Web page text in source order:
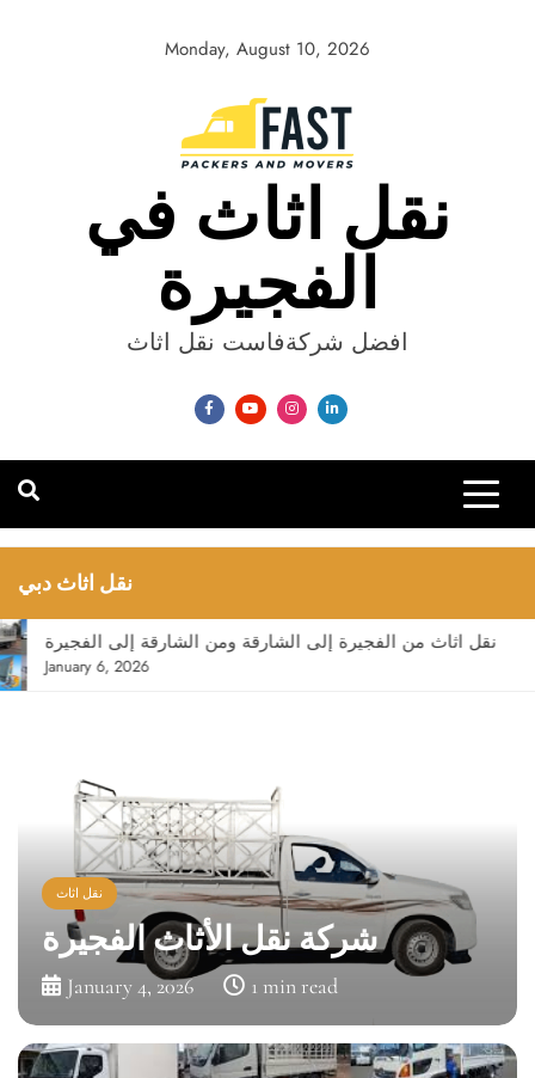
Monday, August 10, 2026
نقل اثاث في
الفجيرة
افضل شركةفاست نقل اثاث
نقل اثاث دبي
نقل اثاث من الفجيرة إلى الشارقة ومن الشارقة إلى الفجيرة
January 6, 2026
Movers in the Town Services
by Fast Movers
January 2, 2026 10 min read